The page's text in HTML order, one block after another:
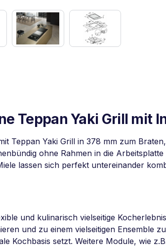
Teppan Yaki Grill mit
Teppan Yaki Grill in 378 mm zum
ohne Rahmen in die
lassen sich perfekt untereinander
und kulinarisch vielseitige
und zu einem vielseitigen Ensemble
Kochbasis setzt. Weitere Module, wie